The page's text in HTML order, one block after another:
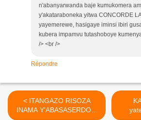
n'abanyarwanda baje kumukomera
y'akataraboneka yitwa CONCORDE
yayemerewe, hasigaye iminsi ibiri
kubera impamvu tutashoboye
/> <br />
Répondre
< ITANGAZO RISOZA
INAMA Y'ABASASERDOTI